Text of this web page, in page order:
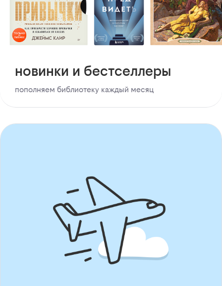
новинки и бестселлеры
пополняем библиотеку каждый месяц